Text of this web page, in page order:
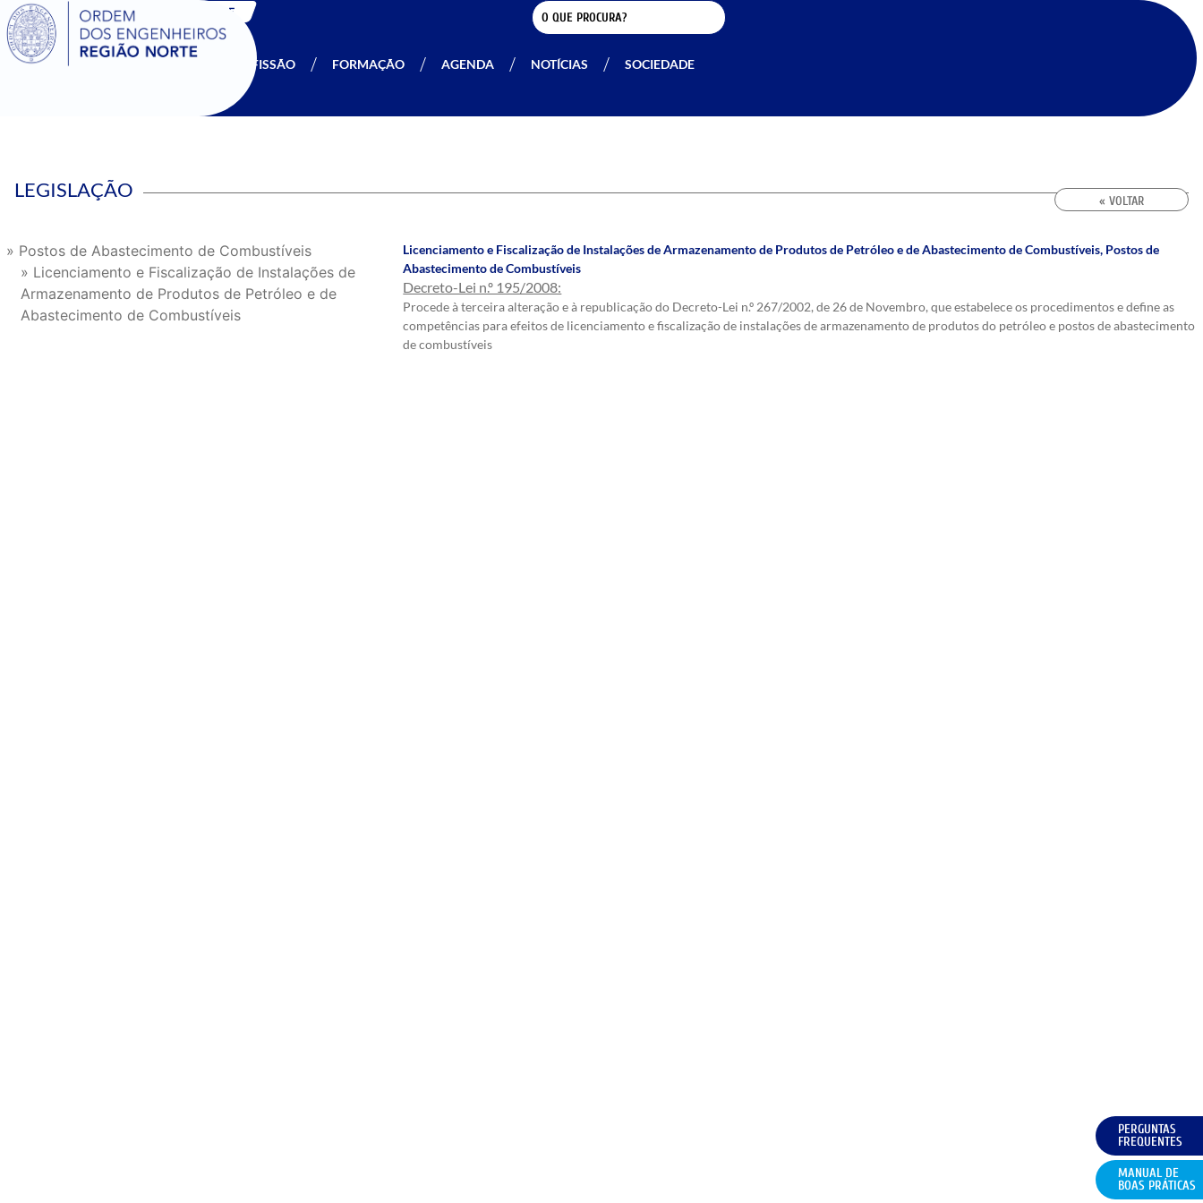
SIGOE
A OERN PROFISSÃO FORMAÇÃO AGENDA NOTÍCIAS SOCIEDADE
« VOLTAR
LEGISLAÇÃO
» Postos de Abastecimento de Combustíveis
» Licenciamento e Fiscalização de Instalações de
Armazenamento de Produtos de Petróleo e de
Abastecimento de Combustíveis
Licenciamento e Fiscalização de Instalações de Armazenamento de Produtos de Petróleo e de Abastecimento de Combustíveis, Postos de
Abastecimento de Combustíveis
Decreto-Lei n.º 195/2008:
Procede à terceira alteração e à republicação do Decreto-Lei n.º 267/2002, de 26 de Novembro, que estabelece os procedimentos e define as
competências para efeitos de licenciamento e fiscalização de instalações de armazenamento de produtos do petróleo e postos de abastecimento
de combustíveis
PERGUNTAS
FREQUENTES
MANUAL DE
BOAS PRÁTICAS